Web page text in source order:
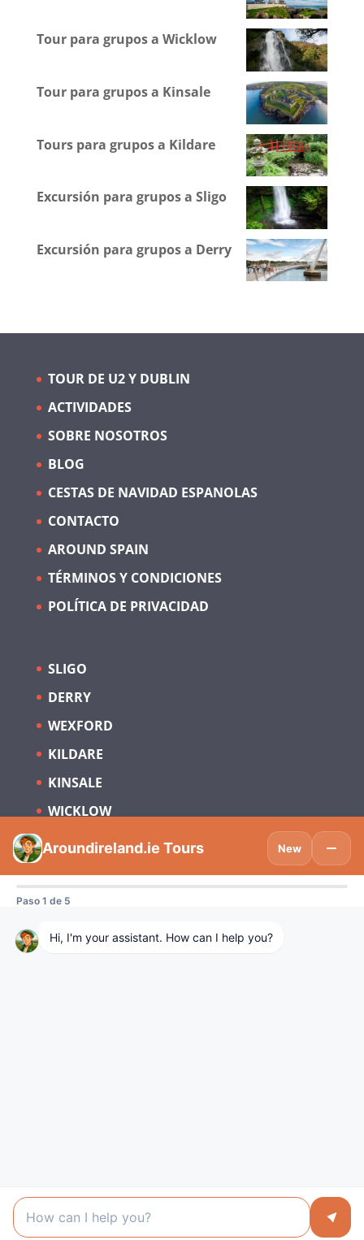
Tour para grupos a Wicklow
Tour para grupos a Kinsale
Tours para grupos a Kildare
Excursión para grupos a Sligo
Excursión para grupos a Derry
TOUR DE U2 Y DUBLIN
ACTIVIDADES
SOBRE NOSOTROS
BLOG
CESTAS DE NAVIDAD ESPANOLAS
CONTACTO
AROUND SPAIN
TÉRMINOS Y CONDICIONES
POLÍTICA DE PRIVACIDAD
SLIGO
DERRY
WEXFORD
KILDARE
KINSALE
WICKLOW
Suscríbete para estar al día sobre
Turismo en Irlanda y España.
Privacy Policy
Puedes aprender más sobre qué cookies utilizamos o
desactivarlas en los ajustes